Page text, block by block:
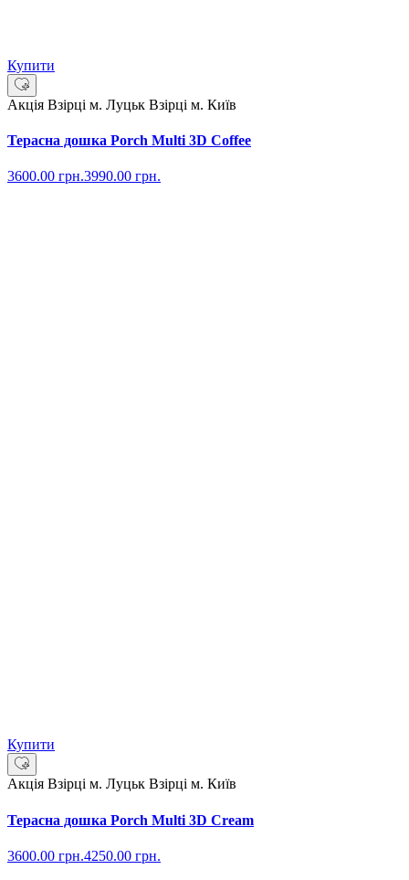
Купити
Акція Взірці м. Луцьк Взірці м. Київ
Терасна дошка Porch Multi 3D Coffee
3600.00 грн.3990.00 грн.
Купити
Акція Взірці м. Луцьк Взірці м. Київ
Терасна дошка Porch Multi 3D Cream
3600.00 грн.4250.00 грн.